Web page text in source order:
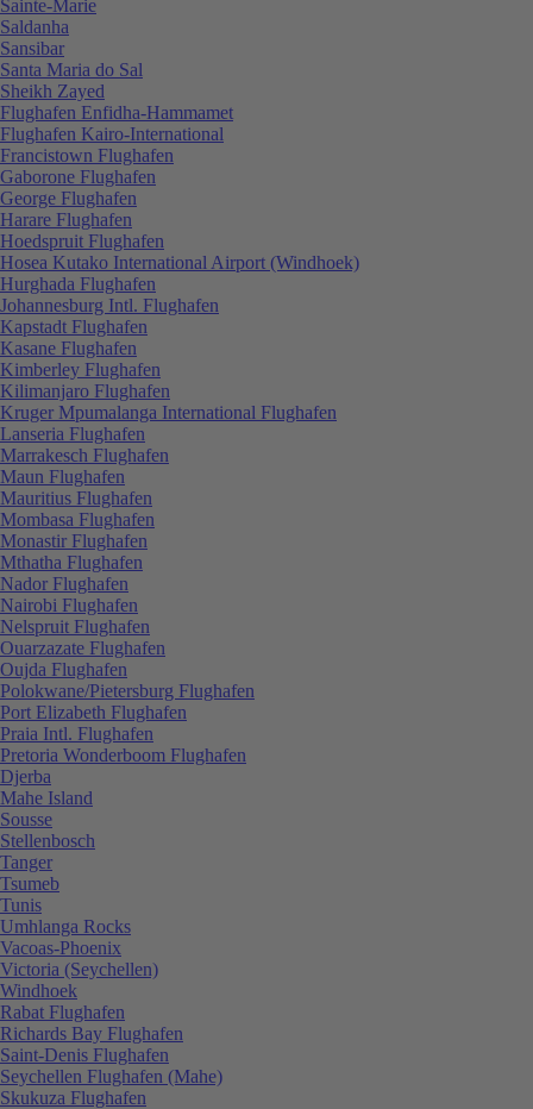
Sainte-Marie
Saldanha
Sansibar
Santa Maria do Sal
Sheikh Zayed
Flughafen Enfidha-Hammamet
Flughafen Kairo-International
Francistown Flughafen
Gaborone Flughafen
George Flughafen
Harare Flughafen
Hoedspruit Flughafen
Hosea Kutako International Airport (Windhoek)
Hurghada Flughafen
Johannesburg Intl. Flughafen
Kapstadt Flughafen
Kasane Flughafen
Kimberley Flughafen
Kilimanjaro Flughafen
Kruger Mpumalanga International Flughafen
Lanseria Flughafen
Marrakesch Flughafen
Maun Flughafen
Mauritius Flughafen
Mombasa Flughafen
Monastir Flughafen
Mthatha Flughafen
Nador Flughafen
Nairobi Flughafen
Nelspruit Flughafen
Ouarzazate Flughafen
Oujda Flughafen
Polokwane/Pietersburg Flughafen
Port Elizabeth Flughafen
Praia Intl. Flughafen
Pretoria Wonderboom Flughafen
Djerba
Mahe Island
Sousse
Stellenbosch
Tanger
Tsumeb
Tunis
Umhlanga Rocks
Vacoas-Phoenix
Victoria (Seychellen)
Windhoek
Rabat Flughafen
Richards Bay Flughafen
Saint-Denis Flughafen
Seychellen Flughafen (Mahe)
Skukuza Flughafen